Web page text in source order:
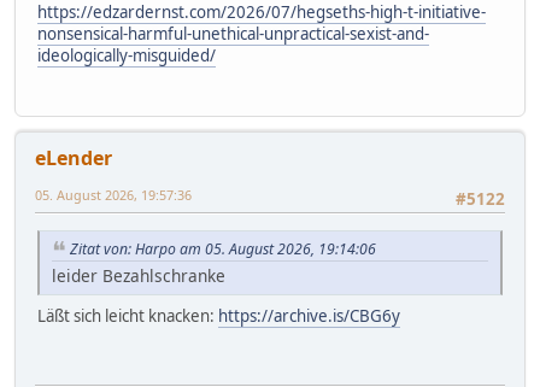
https://edzardernst.com/2026/07/hegseths-high-t-initiative-
nonsensical-harmful-unethical-unpractical-sexist-and-
ideologically-misguided/
eLender
#5122
05. August 2026, 19:57:36
Zitat von: Harpo am 05. August 2026, 19:14:06
leider Bezahlschranke
Läßt sich leicht knacken: https://archive.is/CBG6y